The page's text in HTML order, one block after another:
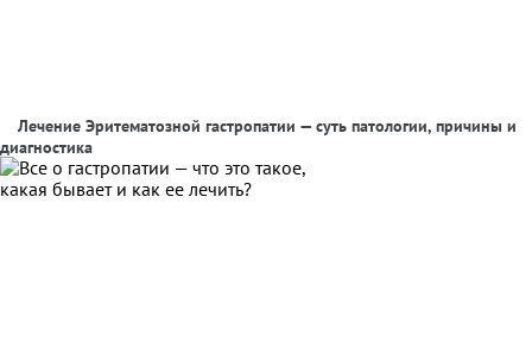
Лечение Эритематозной гастропатии — суть патологии, причины и
диагностика